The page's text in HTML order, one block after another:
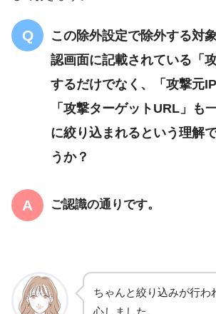
この除外設定で除外する対
認画面に記載されている「
するだけでなく、「攻撃元
「攻撃ターゲットURL」も
に絞り込まれるという理解
うか？
ご認識の通りです。
ちゃんと絞り込みが行わ
心しました。